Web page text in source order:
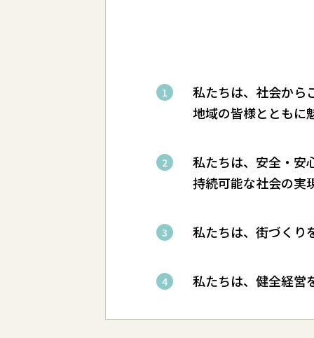
私たちは、社会から
地域の皆様とともに
私たちは、安全・安
持続可能な社会の実
私たちは、街づくり
私たちは、健全経営